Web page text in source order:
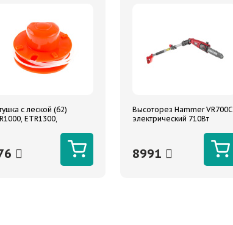
с леской (62)
ETR1300,
Высоторез Hammer VR700C
электрический 710Вт
8991